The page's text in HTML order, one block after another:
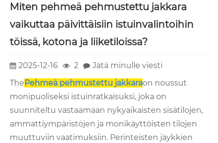
Miten pehmeä pehmustettu jakkara
vaikuttaa päivittäisiin istuinvalintoihin
töissä, kotona ja liiketiloissa?
2025-12-16 2
Jätä minulle viesti
ThePehmeä pehmustettu jakkaraon noussut
monipuoliseksi istuinratkaisuksi, joka on
suunniteltu vastaamaan nykyaikaisten sisätilojen,
ammattiympäristöjen ja monikäyttöisten tilojen
muuttuviin vaatimuksiin. Perinteisten jäykkien